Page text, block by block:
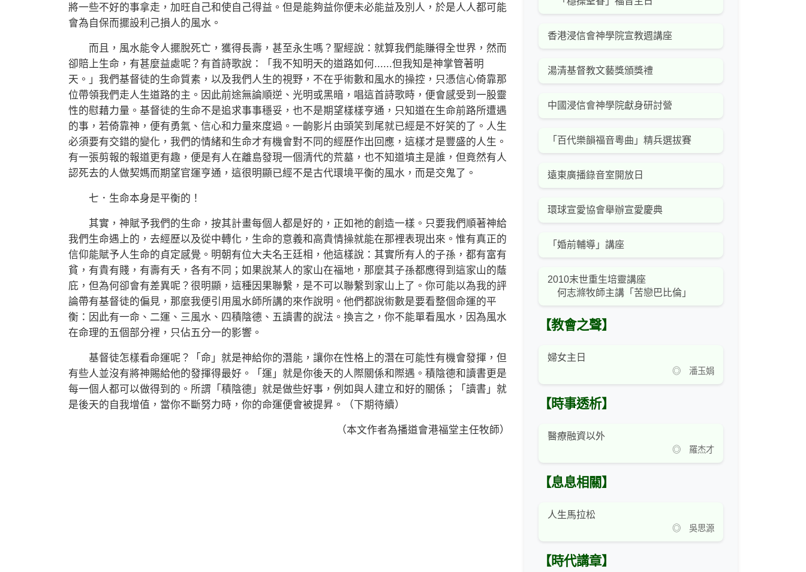
將一些不好的事拿走，加旺自己和使自己得益。但是能夠益你便未必能益及別人，於是人人都可能
會為自保而擺設利己損人的風水。
而且，風水能令人擺脫死亡，獲得長壽，甚至永生嗎？聖經說：就算我們能賺得全世界，然而
卻賠上生命，有甚麼益處呢？有首詩歌說：「我不知明天的道路如何......但我知是神掌管著明
天。」我們基督徒的生命質素，以及我們人生的視野，不在乎術數和風水的操控，只憑信心倚靠那
位帶領我們走人生道路的主。因此前途無論順逆、光明或黑暗，唱這首詩歌時，便會感受到一股靈
性的慰藉力量。基督徒的生命不是追求事事穩妥，也不是期望樣樣亨通，只知道在生命前路所遭遇
的事，若倚靠神，便有勇氣、信心和力量來度過。一齣影片由頭笑到尾就已經是不好笑的了。人生
必須要有交錯的變化，我們的情緒和生命才有機會對不同的經歷作出回應，這樣才是豐盛的人生。
有一張剪報的報道更有趣，便是有人在離島發現一個清代的荒墓，也不知道墳主是誰，但竟然有人
認死去的人做契媽而期望官運亨通，這很明顯已經不是古代環境平衡的風水，而是交鬼了。
七．生命本身是平衡的！
其實，神賦予我們的生命，按其計畫每個人都是好的，正如祂的創造一樣。只要我們順著神給
我們生命遇上的，去經歷以及從中轉化，生命的意義和高貴情操就能在那裡表現出來。惟有真正的
信仰能賦予人生命的貞定感覺。明朝有位大夫名王廷相，他這樣說：其實所有人的子孫，都有富有
貧，有貴有賤，有壽有夭，各有不同；如果說某人的家山在福地，那麼其子孫都應得到這家山的蔭
庇，但為何卻會有差異呢？很明顯，這種因果聯繫，是不可以聯繫到家山上了。你可能以為我的評
論帶有基督徒的偏見，那麼我便引用風水師所講的來作說明。他們都說術數是要看整個命運的平
衡：因此有一命、二運、三風水、四積陰德、五讀書的說法。換言之，你不能單看風水，因為風水
在命理的五個部分裡，只佔五分一的影響。
基督徒怎樣看命運呢？「命」就是神給你的潛能，讓你在性格上的潛在可能性有機會發揮，但
有些人並沒有將神賜給他的發揮得最好。「運」就是你後天的人際關係和際遇。積陰德和讀書更是
每一個人都可以做得到的。所謂「積陰德」就是做些好事，例如與人建立和好的關係；「讀書」就
是後天的自我增值，當你不斷努力時，你的命運便會被提昇。（下期待續）
（本文作者為播道會港福堂主任牧師）
香港浸信會神學院宣教週講座
湯清基督教文藝獎頒獎禮
中國浸信會神學院獻身研討營
「百代樂韻福音粵曲」精兵選拔賽
遠東廣播錄音室開放日
環球宣愛協會舉辦宣愛慶典
「婚前輔導」講座
2010末世重生培靈講座
何志滌牧師主講「苦戀巴比倫」
【教會之聲】
婦女主日
◎ 潘玉娟
【時事透析】
醫療融資以外
◎ 羅杰才
【息息相關】
人生馬拉松
◎ 吳思源
【時代講章】